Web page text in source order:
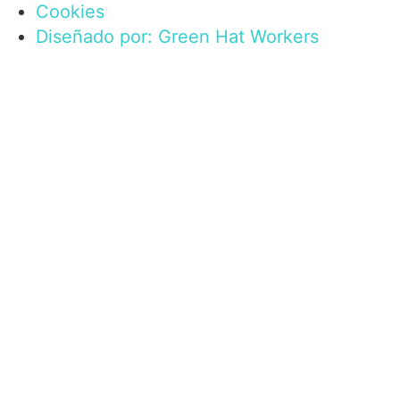
Cookies
Diseñado por: Green Hat Workers